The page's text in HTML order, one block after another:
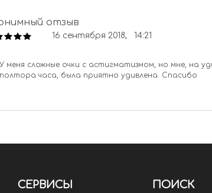
отзыв
16 сентября 2018, 14:21
У меня сложные очки с астигматизмом, но мне, на
полтора часа, была приятно удивлена. Спасибо
СЕРВИСЫ ПОИСК